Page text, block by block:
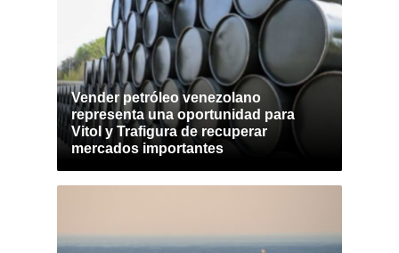
Vender petróleo venezolano
representa una oportunidad para
Vitol y Trafigura de recuperar
mercados importantes